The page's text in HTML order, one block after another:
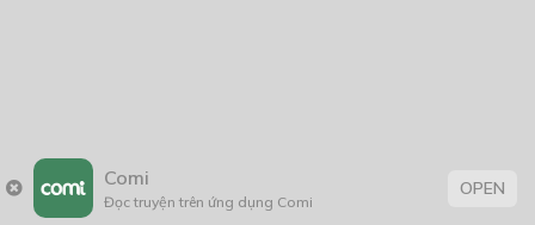
Comi
Đọc truyện trên ứng dụng Comi
OPEN